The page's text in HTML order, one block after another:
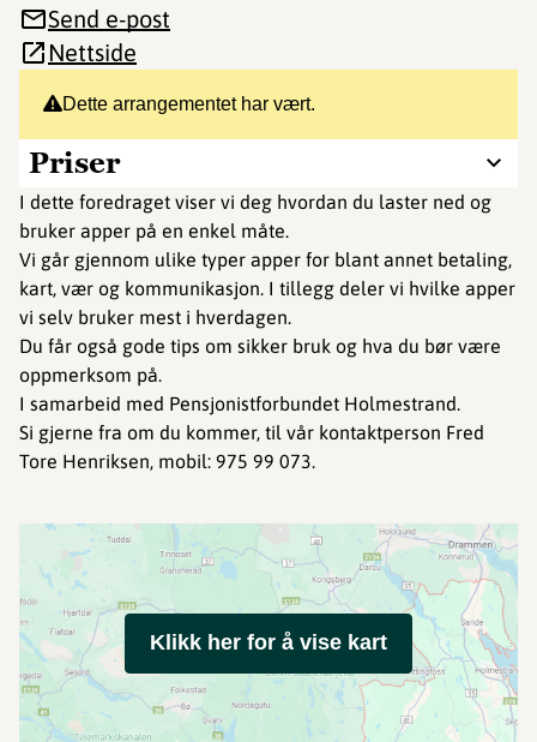
Dette arrangementet har vært.
Priser
I dette foredraget viser vi deg hvordan du laster ned og
bruker apper på en enkel måte.
Vi går gjennom ulike typer apper for blant annet betaling,
kart, vær og kommunikasjon. I tillegg deler vi hvilke apper
vi selv bruker mest i hverdagen.
Du får også gode tips om sikker bruk og hva du bør være
oppmerksom på.
I samarbeid med Pensjonistforbundet Holmestrand.
Si gjerne fra om du kommer, til vår kontaktperson Fred
Tore Henriksen, mobil: 975 99 073.
Send e-post
Nettside
Klikk her for å vise kart